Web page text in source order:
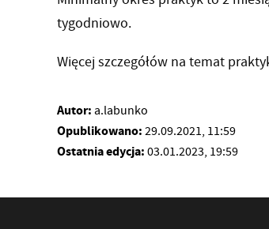
tygodniowo.
Więcej szczegółów na temat
Autor: a.labunko
Opublikowano: 29.09.2021, 11:59
Ostatnia edycja: 03.01.2023, 19:59